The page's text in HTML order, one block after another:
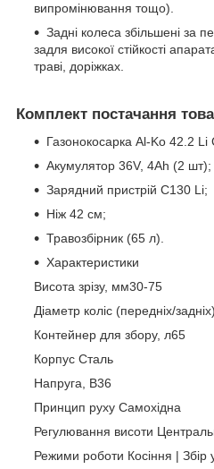
випромінювання тощо).
Задні колеса збільшені за
задля високої стійкості
траві, доріжках.
Комплект постачання
Газонокосарка Al-Ko 42.2 Li
Акумулятор 36V, 4Ah (2 шт);
Зарядний пристрій C130 Li;
Ніж 42 см;
Травозбірник (65 л).
Характеристики
Висота зрізу, мм30-75
Діаметр коліс (передніх/
Контейнер для збору, л65
Корпус Сталь
Напруга, В36
Принцип руху Самохідна
Регулювання висоти
Режими роботи Косіння | Збір